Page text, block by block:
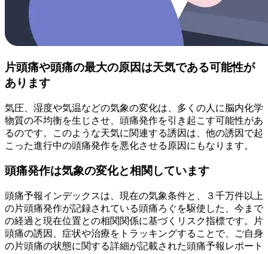
片頭痛や頭痛の最大の原因は天気である可能性が
あります
気圧、湿度や気温などの気象の変化は、多くの人に脳内化学
物質の不均衡を生じさせ、頭痛発作を引き起こす可能性があ
るのです。このような天気に関連する誘因は、他の誘因で起
こった進行中の頭痛発作を悪化させる原因にもなります。
頭痛発作は気象の変化と相関しています
頭痛予報インデックスは、現在の気象条件と、３千万件以上
の片頭痛発作が記録されている頭痛ろぐを駆使した、今まで
の経過と現在位置との相関関係に基づくリスク指標です。片
頭痛の誘因、症状や治療をトラッキングすることで、ご自身
の片頭痛の状態に関する詳細が記載された頭痛予報レポート